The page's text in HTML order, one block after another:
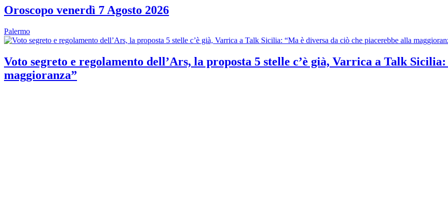
Oroscopo venerdì 7 Agosto 2026
Palermo
Voto segreto e regolamento dell’Ars, la proposta 5 stelle c’è già, Varrica a Talk
maggioranza”